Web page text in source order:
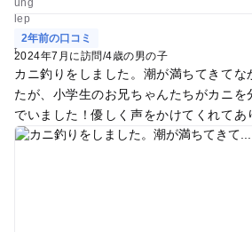
2年前の口コミ
2024年7月に訪問/4歳の男の子
カニ釣りをしました。潮が満ちてきてな
たが、小学生のお兄ちゃんたちがカニを
でいました！優しく声をかけてくれてあ
た１日を過ごせました。